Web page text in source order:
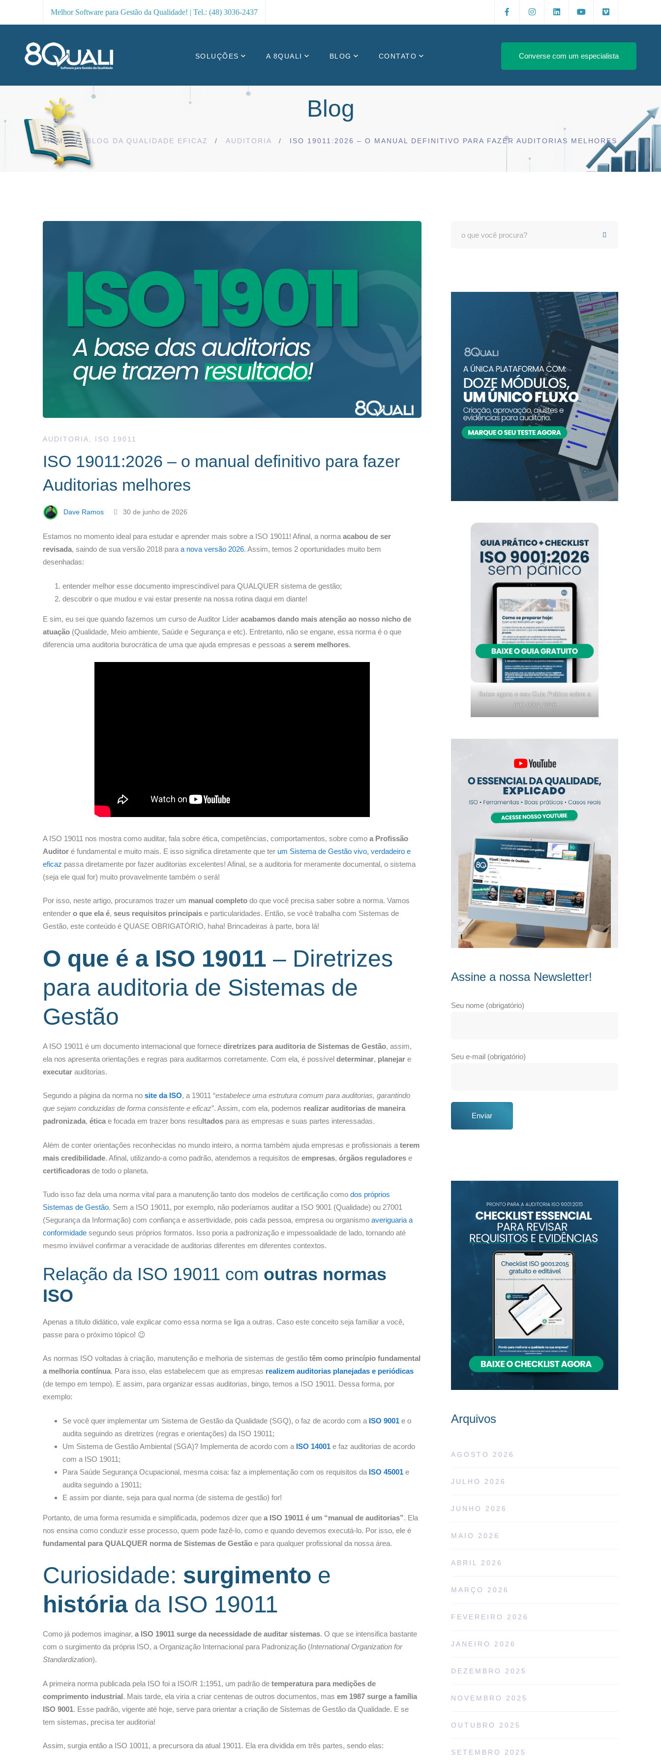
Melhor Software para Gestão da Qualidade! | Tel.: (48) 3036-2437
SOLUÇÕES A 8QUALI BLOG CONTATO Converse com um especialista
Blog
HOME BLOG DA QUALIDADE EFICAZ AUDITORIA ISO 19011:2026 – O MANUAL DEFINITIVO PARA FAZER AUDITORIAS MELHORES
19011:2026
manual
definitivo
para
fazer
Auditorias
melhores
AUDITORIA ISO 19011
ISO 19011:2026 – o manual definitivo para fazer
Auditorias melhores
Dave Ramos 30 de junho de 2026
Estamos no momento ideal para estudar e aprender mais sobre a ISO 19011! Afinal, a norma acabou de ser
revisada, saindo de sua versão 2018 para a nova versão 2026. Assim, temos 2 oportunidades muito bem
desenhadas:
entender melhor esse documento imprescindível para QUALQUER sistema de gestão;
descobrir o que mudou e vai estar presente na nossa rotina daqui em diante!
E sim, eu sei que quando fazemos um curso de Auditor Líder acabamos dando mais atenção ao nosso nicho de
atuação (Qualidade, Meio ambiente, Saúde e Segurança e etc). Entretanto, não se engane, essa norma é o que
diferencia uma auditoria burocrática de uma que ajuda empresas e pessoas a serem melhores.
A ISO 19011 nos mostra como auditar, fala sobre ética, competências, comportamentos, sobre como a Profissão
Auditor é fundamental e muito mais. E isso significa diretamente que ter um Sistema de Gestão vivo, verdadeiro e
eficaz passa diretamente por fazer auditorias excelentes! Afinal, se a auditoria for meramente documental, o sistema
(seja ele qual for) muito provavelmente também o será!
Por isso, neste artigo, procuramos trazer um manual completo do que você precisa saber sobre a norma. Vamos
entender o que ela é, seus requisitos principais e particularidades. Então, se você trabalha com Sistemas de
Gestão, este conteúdo é QUASE OBRIGATÓRIO, haha! Brincadeiras à parte, bora lá!
O que é a ISO 19011 – Diretrizes
para auditoria de Sistemas de
Gestão
A ISO 19011 é um documento internacional que fornece diretrizes para auditoria de Sistemas de Gestão, assim,
ela nos apresenta orientações e regras para auditarmos corretamente. Com ela, é possível determinar, planejar e
executar auditorias.
Segundo a página da norma no site da ISO, a 19011 “estabelece uma estrutura comum para auditorias, garantindo
que sejam conduzidas de forma consistente e eficaz”. Assim, com ela, podemos realizar auditorias de maneira
padronizada, ética e focada em trazer bons resultados para as empresas e suas partes interessadas.
Além de conter orientações reconhecidas no mundo inteiro, a norma também ajuda empresas e profissionais a terem
mais credibilidade. Afinal, utilizando-a como padrão, atendemos a requisitos de empresas, órgãos reguladores e
certificadoras de todo o planeta.
Tudo isso faz dela uma norma vital para a manutenção tanto dos modelos de certificação como dos próprios
Sistemas de Gestão. Sem a ISO 19011, por exemplo, não poderíamos auditar a ISO 9001 (Qualidade) ou 27001
(Segurança da Informação) com confiança e assertividade, pois cada pessoa, empresa ou organismo averiguaria a
conformidade segundo seus próprios formatos. Isso poria a padronização e impessoalidade de lado, tornando até
mesmo inviável confirmar a veracidade de auditorias diferentes em diferentes contextos.
Relação da ISO 19011 com outras normas
ISO
Apenas a título didático, vale explicar como essa norma se liga a outras. Caso este conceito seja familiar a você,
passe para o próximo tópico! 😉
As normas ISO voltadas à criação, manutenção e melhoria de sistemas de gestão têm como princípio fundamental
a melhoria contínua. Para isso, elas estabelecem que as empresas realizem auditorias planejadas e periódicas
(de tempo em tempo). E assim, para organizar essas auditorias, bingo, temos a ISO 19011. Dessa forma, por
exemplo:
Se você quer implementar um Sistema de Gestão da Qualidade (SGQ), o faz de acordo com a ISO 9001 e o
audita seguindo as diretrizes (regras e orientações) da ISO 19011;
Um Sistema de Gestão Ambiental (SGA)? Implementa de acordo com a ISO 14001 e faz auditorias de acordo
com a ISO 19011;
Para Saúde Segurança Ocupacional, mesma coisa: faz a implementação com os requisitos da ISO 45001 e
audita seguindo a 19011;
E assim por diante, seja para qual norma (de sistema de gestão) for!
Portanto, de uma forma resumida e simplificada, podemos dizer que a ISO 19011 é um “manual de auditorias”. Ela
nos ensina como conduzir esse processo, quem pode fazê-lo, como e quando devemos executá-lo. Por isso, ele é
fundamental para QUALQUER norma de Sistemas de Gestão e para qualquer profissional da nossa área.
Curiosidade: surgimento e
história da ISO 19011
Como já podemos imaginar, a ISO 19011 surge da necessidade de auditar sistemas. O que se intensifica bastante
com o surgimento da própria ISO, a Organização Internacional para Padronização (International Organization for
Standardization).
A primeira norma publicada pela ISO foi a ISO/R 1:1951, um padrão de temperatura para medições de
comprimento industrial. Mais tarde, ela viria a criar centenas de outros documentos, mas em 1987 surge a família
ISO 9001. Esse padrão, vigente até hoje, serve para orientar a criação de Sistemas de Gestão da Qualidade. E se
tem sistemas, precisa ter auditoria!
Assim, surgia então a ISO 10011, a precursora da atual 19011. Ela era dividida em três partes, sendo elas:
Baixe agora o seu Guia Prático sobre a
ISO 9001:2026
Assine a nossa Newsletter!
Seu nome (obrigatório)
Seu e-mail (obrigatório)
Arquivos
AGOSTO 2026
JULHO 2026
JUNHO 2026
MAIO 2026
ABRIL 2026
MARÇO 2026
FEVEREIRO 2026
JANEIRO 2026
DEZEMBRO 2025
NOVEMBRO 2025
OUTUBRO 2025
SETEMBRO 2025